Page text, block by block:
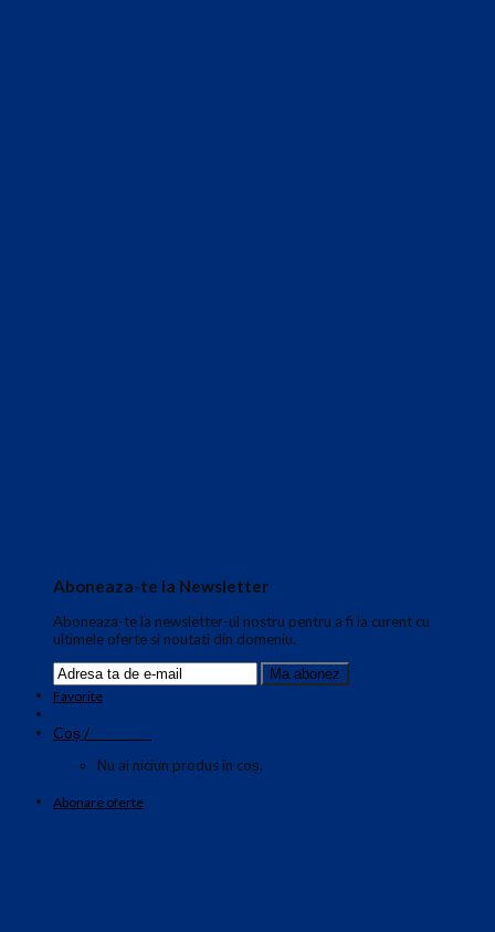
Aboneaza-te la Newsletter
Aboneaza-te la newsletter-ul nostru pentru a fi la curent cu
ultimele oferte si noutati din domeniu.
Favorite
Coș /
Nu ai niciun produs în coș.
Abonare oferte